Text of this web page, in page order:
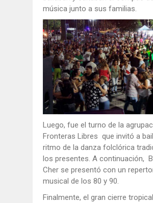
música junto a sus familias.
Luego, fue el turno de la
Fronteras Libres que invitó a
ritmo de la danza folclórica
los presentes. A continuación,
Cher se presentó con un
musical de los 80 y 90.
Finalmente, el gran cierre